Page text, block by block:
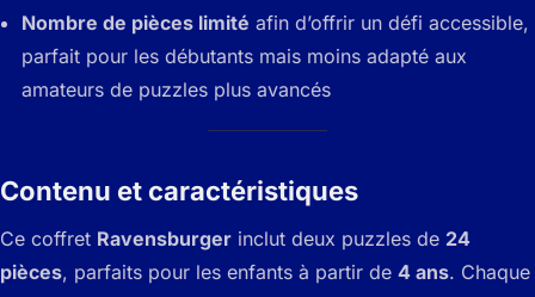
Nombre de pièces limité afin d’offrir un défi accessible,
parfait pour les débutants mais moins adapté aux
amateurs de puzzles plus avancés
Contenu et caractéristiques
Ce coffret Ravensburger inclut deux puzzles de 24
pièces, parfaits pour les enfants à partir de 4 ans. Chaque